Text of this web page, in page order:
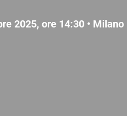
2025, ore 14:30 • Milano